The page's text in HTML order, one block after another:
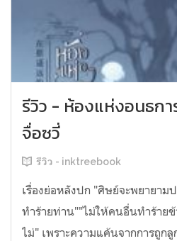
รีวิว - ห้องแห่งอนธกา
จื่อซวี่
รีวิว - inktreebook
เรื่องย่อหลังปก "ศิษย์จะพยายาม
ทำร้ายท่าน""ไม่ให้คนอื่นทำร้าย
ไม่" เพราะความแค้นจากการถูก